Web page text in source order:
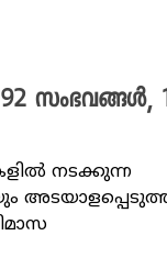
സംഭവങ്ങൾ,
നടക്കുന്ന